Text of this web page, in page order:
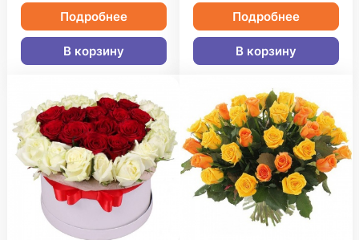
Подробнее
В корзину
Подробнее
В корзину